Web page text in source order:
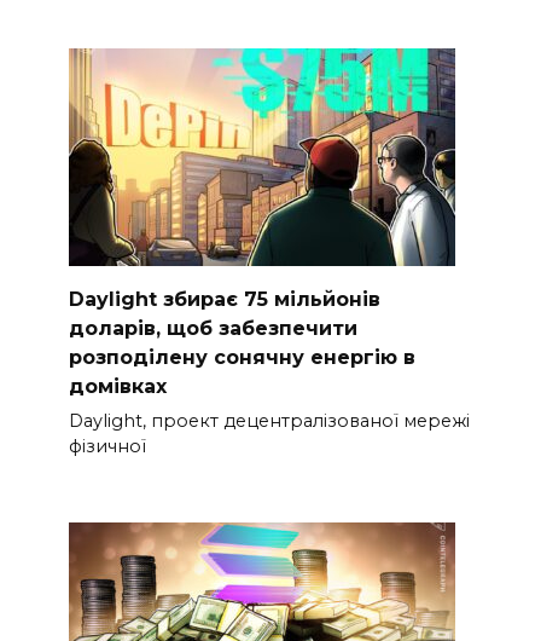
Daylight збирає 75 мільйонів
доларів, щоб забезпечити
розподілену сонячну енергію в
домівках
Daylight, проект децентралізованої мережі
фізичної